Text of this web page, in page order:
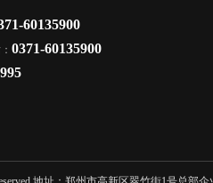
60135900
0371-60135900